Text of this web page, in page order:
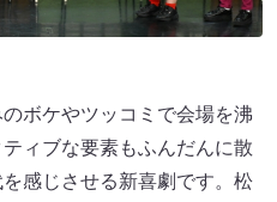
ボケやツッコミで会場を沸
ィブな要素もふんだんに散
感じさせる新喜劇です。松